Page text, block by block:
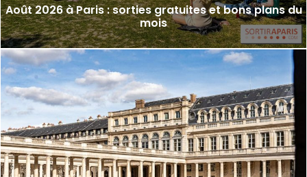
Août 2026 à Paris : sorties gratuites et bons plans du
mois